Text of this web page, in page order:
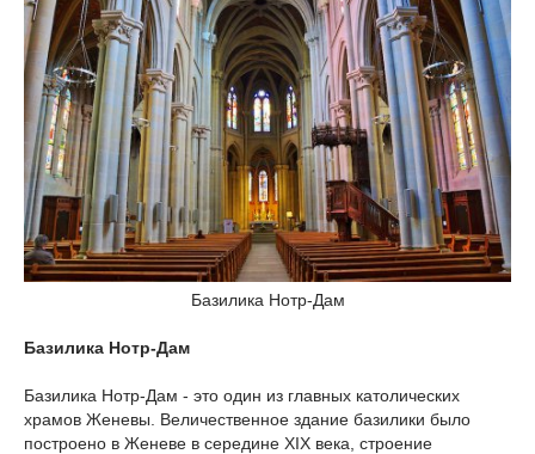
Базилика Нотр-Дам
Базилика Нотр-Дам
Базилика Нотр-Дам - это один из главных католических
храмов Женевы. Величественное здание базилики было
построено в Женеве в середине XIX века, строение